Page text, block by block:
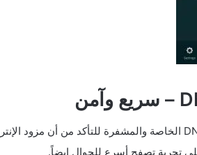
تجربة تصفح أسرع للجوال ايضاً.